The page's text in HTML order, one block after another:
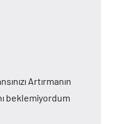
Artırmanın
beklemiyordum